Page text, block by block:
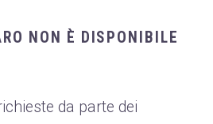
NON È DISPONIBILE
da parte dei